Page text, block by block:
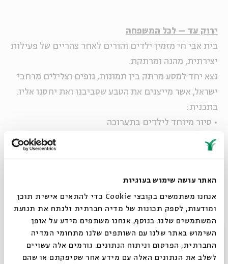
האתר עושה שימוש בעוגיות
אנחנו משתמשים בקובצי Cookie כדי להתאים אישית תוכן
ומודעות, לספק תכונות של מדיה חברתית ולנתח את תנועת
המשתמשים שלנו. בנוסף, אנחנו משתפים מידע על אופן
השימוש באתר שלנו עם השותפים שלנו מתחומי המדיה
החברתית, הפרסום וניתוח הנתונים. גורמים אלה עשויים
לשלב את הנתונים האלה עם מידע אחר שסיפקתם או שהם
ירוק עד – לכל המשפחה
בית אבי חי מזמין ילדים והורים לאחר צהריים של פעילות
יצירתית, מהנה ומרתקת.
נצא יחד למסע מרתק בין תמונות, נופים וצלילים מרחבי
ישראל, אשר מייצגים את הטבע שסביבנו ואת יחסנו אליו.
בתכנית:
• סיור מיוחד לילדים בתערוכה
• פעילויות יצירה בהשראת המוצגים בתערוכה
• משחקים ופעילויות נוספות בחצר
•
הפעילות מתאימה לכל המשפחה
הסיור בתערוכה מתאים לילדים מגיל 5 ומעלה
מחיר: 20 ₪ לילד. (מלווה מגיל 14 ללא תשלום).
הפעילות תתקיים במספר מועדים ע"פ המפורט מטה.
סגור